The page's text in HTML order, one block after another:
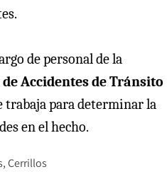
de personal de la
Accidentes de Tránsito
trabaja para determinar la
en el hecho.
Cerrillos